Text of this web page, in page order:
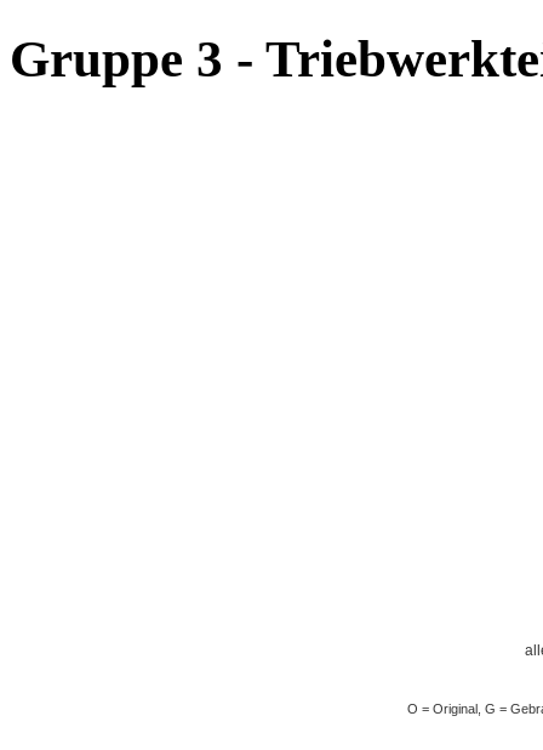
Gruppe 3 -
O = Original, G =